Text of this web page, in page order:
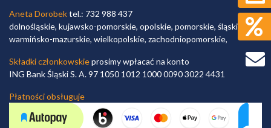
Aneta Dorobektel.: 732 988 437
dolnośląskie, kujawsko-pomorskie, opolskie, pomorskie, śląskie,
warmińsko-mazurskie, wielkopolskie, zachodniopomorskie,
Składki członkowskieprosimy wpłacać na konto
ING Bank Śląski S. A. 97 1050 1012 1000 0090 3022 4431
Płatności obsługuje